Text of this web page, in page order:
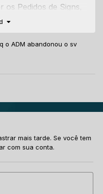
Pedidos de Signs,
outros, enfim....
o ADM abandonou o sv
mais tarde. Se você tem
com sua conta.